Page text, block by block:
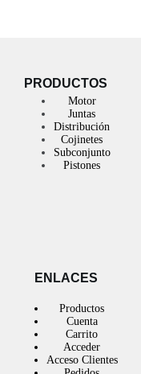
PRODUCTOS
Motor
Juntas
Distribución
Cojinetes
Subconjunto
Pistones
ENLACES
Productos
Cuenta
Carrito
Acceder
Acceso Clientes